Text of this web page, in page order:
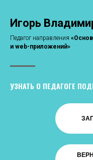
Игорь
Педагог направления «
и web-приложений»
УЗНАТЬ О ПЕДАГОГЕ